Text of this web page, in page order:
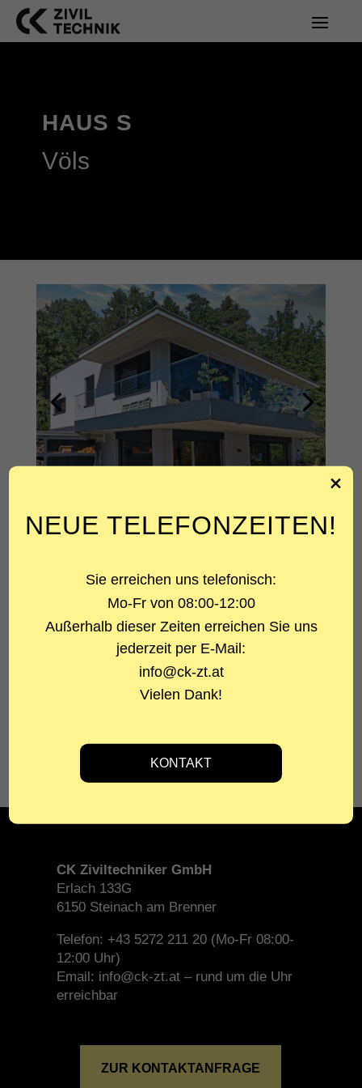
HAUS S
Völs
PROJEKTART
Neubau Wohnhaus
Statik und Konstruktion
BESCHREIBUNG
Neubau Einfamilienhaus in Massivbauweise
CK Ziviltechniker GmbH
Erlach 133G
6150 Steinach am Brenner
Telefon: +43 5272 211 20 (Mo-Fr 08:00-
12:00 Uhr)
Email: info@ck-zt.at – rund um die Uhr
erreichbar
ZUR KONTAKTANFRAGE
NEUE TELEFONZEITEN!
Sie erreichen uns telefonisch:
Mo-Fr von 08:00-12:00
Außerhalb dieser Zeiten erreichen Sie uns
jederzeit per E-Mail:
info@ck-zt.at
Vielen Dank!